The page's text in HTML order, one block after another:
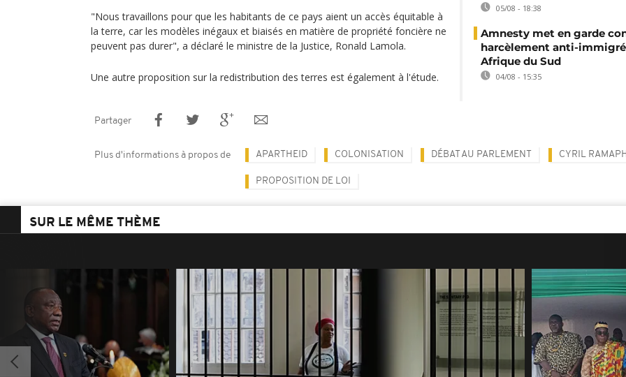
"Nous travaillons pour que les habitants de ce pays aient un accès équitable à
la terre, car les modèles inégaux et biaisés en matière de propriété foncière ne
peuvent pas durer", a déclaré le ministre de la Justice, Ronald Lamola.
Une autre proposition sur la redistribution des terres est également à l'étude.
05/08 - 18:38
Amnesty met en garde
harcèlement anti-
Afrique du Sud
04/08 - 15:35
Partager
Plus d'informations à propos de APARTHEID COLONISATION DÉBAT AU PARLEMENT CYRIL
PROPOSITION DE LOI
SUR LE MÊME THÈME